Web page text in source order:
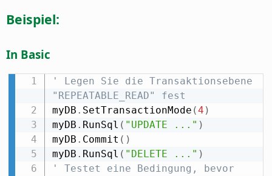
Beispiel:
In Basic
' Legen Sie die Transaktionsebene
"REPEATABLE_READ" fest
myDB . SetTransactionMode (4 )
myDB . RunSql ( "UPDATE ..." )
myDB . Commit ( )
myDB . RunSql ( "DELETE ..." )
' Testet eine Bedingung, bevor